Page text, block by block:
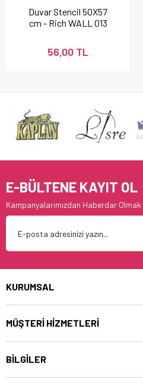
Duvar Stencil 50X57
cm - Rich WALL 013
56,00 TL
E-BÜLTENE KAYIT OL
Kampanyalarımızdan Haberdar Olmak
KURUMSAL
MÜŞTERİ HİZMETLERİ
BİLGİLER